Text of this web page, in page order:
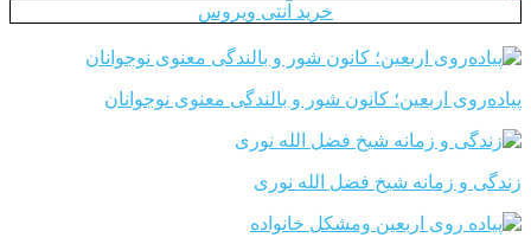
خرید آنتی ویروس
پیاده‌روی اربعین؛ کانون شور و بالندگی معنوی نوجوانان
زندگی و زمانه شیخ فضل الله نوری